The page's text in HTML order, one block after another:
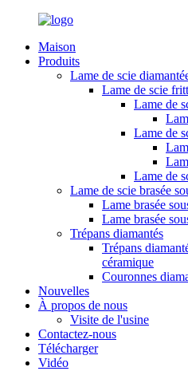
Maison
Produits
Lame de scie
Lame de scie
Lame de
Lame de
Lame de
Lame de scie brasée
Lame brasée
Lame brasée
Trépans diamantés
Trépans
céramique
Couronnes
Nouvelles
À propos de nous
Visite de l'usine
Contactez-nous
Télécharger
Vidéo